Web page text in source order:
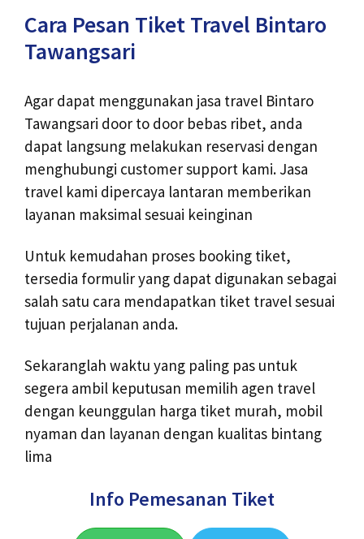
Cara Pesan Tiket Travel Bintaro
Tawangsari
Agar dapat menggunakan jasa travel Bintaro
Tawangsari door to door bebas ribet, anda
dapat langsung melakukan reservasi dengan
menghubungi customer support kami. Jasa
travel kami dipercaya lantaran memberikan
layanan maksimal sesuai keinginan
Untuk kemudahan proses booking tiket,
tersedia formulir yang dapat digunakan sebagai
salah satu cara mendapatkan tiket travel sesuai
tujuan perjalanan anda.
Sekaranglah waktu yang paling pas untuk
segera ambil keputusan memilih agen travel
dengan keunggulan harga tiket murah, mobil
nyaman dan layanan dengan kualitas bintang
lima
Info Pemesanan Tiket